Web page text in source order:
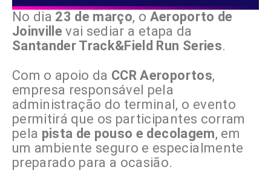
No dia 23 de março, o Aeroporto de
Joinville vai sediar a etapa da
Santander Track&Field Run Series.
Com o apoio da CCR Aeroportos,
empresa responsável pela
administração do terminal, o evento
permitirá que os participantes corram
pela pista de pouso e decolagem, em
um ambiente seguro e especialmente
preparado para a ocasião.